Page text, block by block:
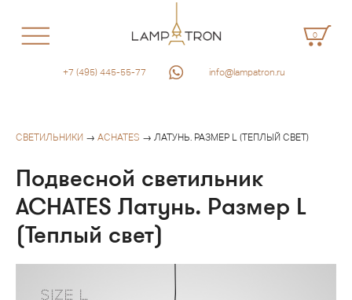
0
+7 (495) 445-55-77 info@lampatron.ru
СВЕТИЛЬНИКИ → ACHATES → ЛАТУНЬ. РАЗМЕР L (ТЕПЛЫЙ СВЕТ)
Подвесной светильник
ACHATES Латунь. Размер L
(Теплый свет)